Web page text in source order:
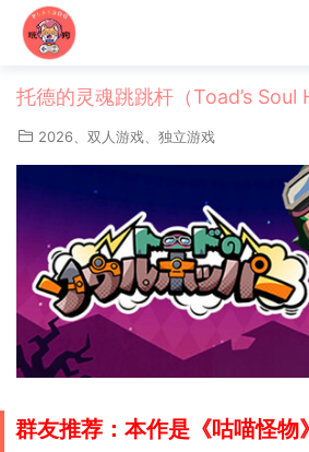
托德的灵魂跳跳杆（Toad’s Soul
2026 双人游戏 独立游戏
群友推荐：本作是《咕喵怪物